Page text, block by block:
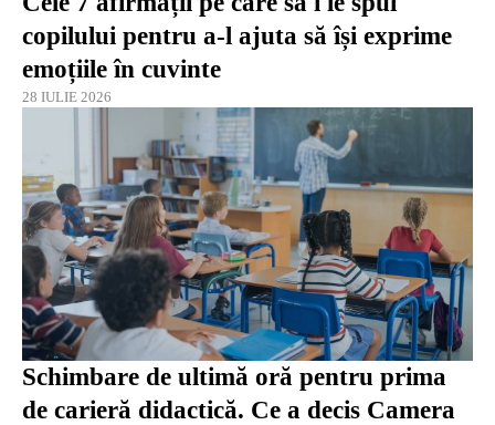
copilului pentru a-l ajuta să își exprime
emoțiile în cuvinte
28 IULIE 2026
Schimbare de ultimă oră pentru prima
de carieră didactică. Ce a decis Camera